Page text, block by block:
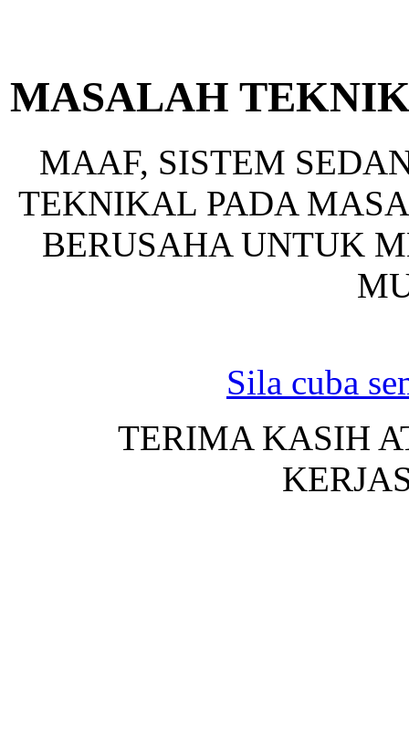
MASALAH
MAAF, SISTEM
TEKNIKAL PADA
BERUSAHA UNTUK
Sila cuba
TERIMA KASIH